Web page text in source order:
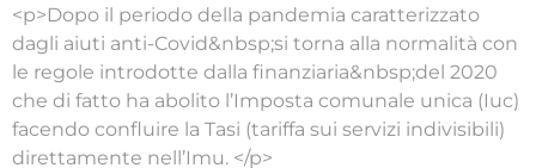
<p>Dopo il periodo della pandemia caratterizzato
dagli aiuti anti-Covid&nbsp;si torna alla normalità con
le regole introdotte dalla finanziaria&nbsp;del 2020
che di fatto ha abolito l’Imposta comunale unica (Iuc)
facendo confluire la Tasi (tariffa sui servizi indivisibili)
direttamente nell’Imu. </p>